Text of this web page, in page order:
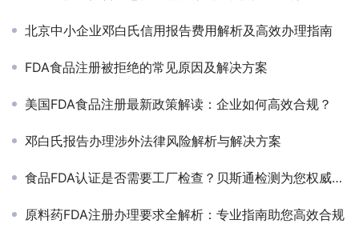
北京中小企业邓白氏信用报告费用解析及高效办理指南
FDA食品注册被拒绝的常见原因及解决方案
美国FDA食品注册最新政策解读：企业如何高效合规？
邓白氏报告办理涉外法律风险解析与解决方案
食品FDA认证是否需要工厂检查？贝斯通检测为您权威解答
原料药FDA注册办理要求全解析：专业指南助您高效合规